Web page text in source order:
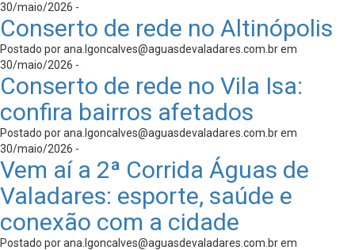
30/maio/2026 -
Conserto de rede no Altinópolis
Postado porana.lgoncalves@aguasdevaladares.com.brem
30/maio/2026 -
Conserto de rede no Vila Isa:
confira bairros afetados
Postado porana.lgoncalves@aguasdevaladares.com.brem
30/maio/2026 -
Vem aí a 2ª Corrida Águas de
Valadares: esporte, saúde e
conexão com a cidade
Postado porana.lgoncalves@aguasdevaladares.com.brem